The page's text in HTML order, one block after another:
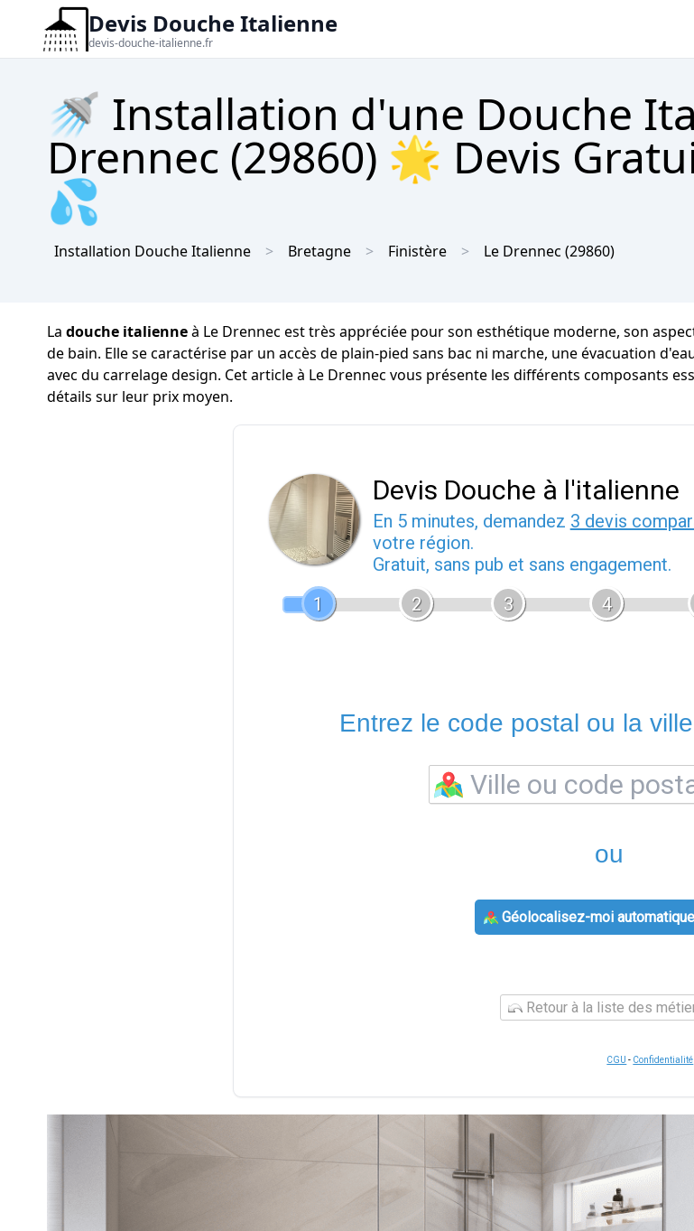
Devis Douche Italienne
devis-douche-italienne.fr
🚿 Installation d'une Douche
Drennec (29860) 🌟 Devis
💦
Installation Douche Italienne Bretagne Finistère Le Drennec (29860)
La douche italienneà Le Drennec est très appréciée pour son esthétique moderne, son
de bain. Elle se caractérise par un accès de plain-pied sans bac ni marche, une évacuation
avec du carrelage design. Cet article à Le Drennec vous présente les différents composants
détails sur leur prix moyen.
Devis Douche à l'italienne
En 5 minutes, demandez 3 devis
votre région.
Gratuit, sans pub et sans engagement.
1
2 3 4
Entrez le code postal ou la
ou
Géolocalisez-moi
Retour à la liste des
CGU - Confidentialité